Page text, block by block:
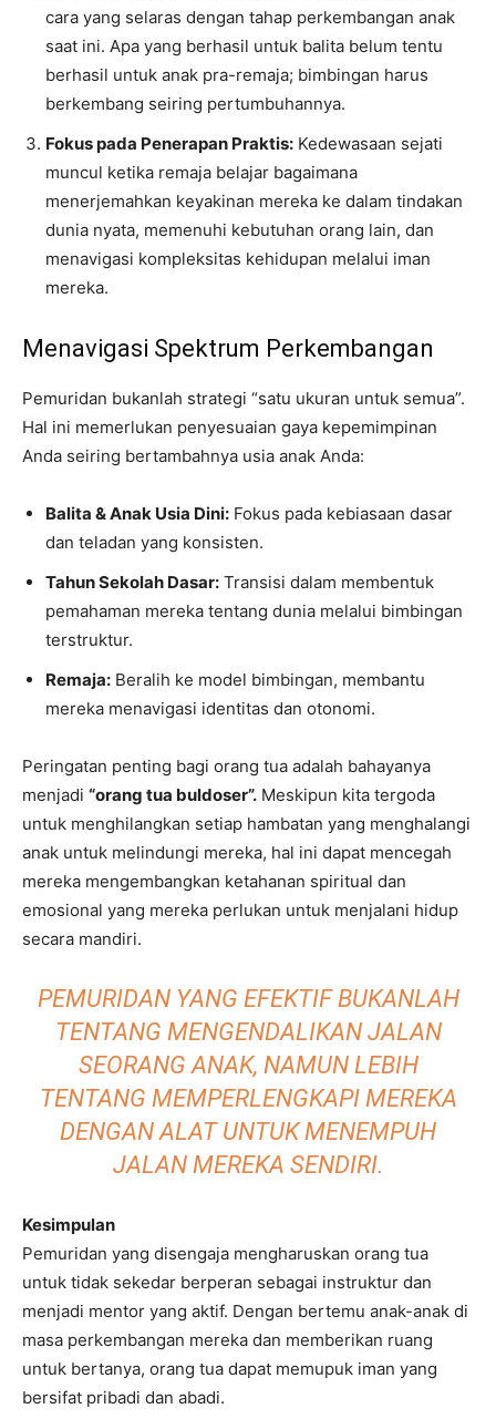
cara yang selaras dengan tahap perkembangan anak
saat ini. Apa yang berhasil untuk balita belum tentu
berhasil untuk anak pra-remaja; bimbingan harus
berkembang seiring pertumbuhannya.
Fokus pada Penerapan Praktis: Kedewasaan sejati
muncul ketika remaja belajar bagaimana
menerjemahkan keyakinan mereka ke dalam tindakan
dunia nyata, memenuhi kebutuhan orang lain, dan
menavigasi kompleksitas kehidupan melalui iman
mereka.
Menavigasi Spektrum Perkembangan
Pemuridan bukanlah strategi “satu ukuran untuk semua”.
Hal ini memerlukan penyesuaian gaya kepemimpinan
Anda seiring bertambahnya usia anak Anda:
Balita & Anak Usia Dini: Fokus pada kebiasaan dasar
dan teladan yang konsisten.
Tahun Sekolah Dasar: Transisi dalam membentuk
pemahaman mereka tentang dunia melalui bimbingan
terstruktur.
Remaja: Beralih ke model bimbingan, membantu
mereka menavigasi identitas dan otonomi.
Peringatan penting bagi orang tua adalah bahayanya
menjadi “orang tua buldoser”. Meskipun kita tergoda
untuk menghilangkan setiap hambatan yang menghalangi
anak untuk melindungi mereka, hal ini dapat mencegah
mereka mengembangkan ketahanan spiritual dan
emosional yang mereka perlukan untuk menjalani hidup
secara mandiri.
PEMURIDAN YANG EFEKTIF BUKANLAH
TENTANG MENGENDALIKAN JALAN
SEORANG ANAK, NAMUN LEBIH
TENTANG MEMPERLENGKAPI MEREKA
DENGAN ALAT UNTUK MENEMPUH
JALAN MEREKA SENDIRI.
Kesimpulan
Pemuridan yang disengaja mengharuskan orang tua
untuk tidak sekedar berperan sebagai instruktur dan
menjadi mentor yang aktif. Dengan bertemu anak-anak di
masa perkembangan mereka dan memberikan ruang
untuk bertanya, orang tua dapat memupuk iman yang
bersifat pribadi dan abadi.